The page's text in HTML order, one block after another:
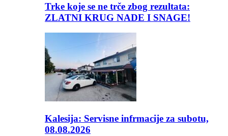
Trke koje se ne trče zbog rezultata:
ZLATNI KRUG NADE I SNAGE!
Kalesija: Servisne infrmacije za subotu,
08.08.2026